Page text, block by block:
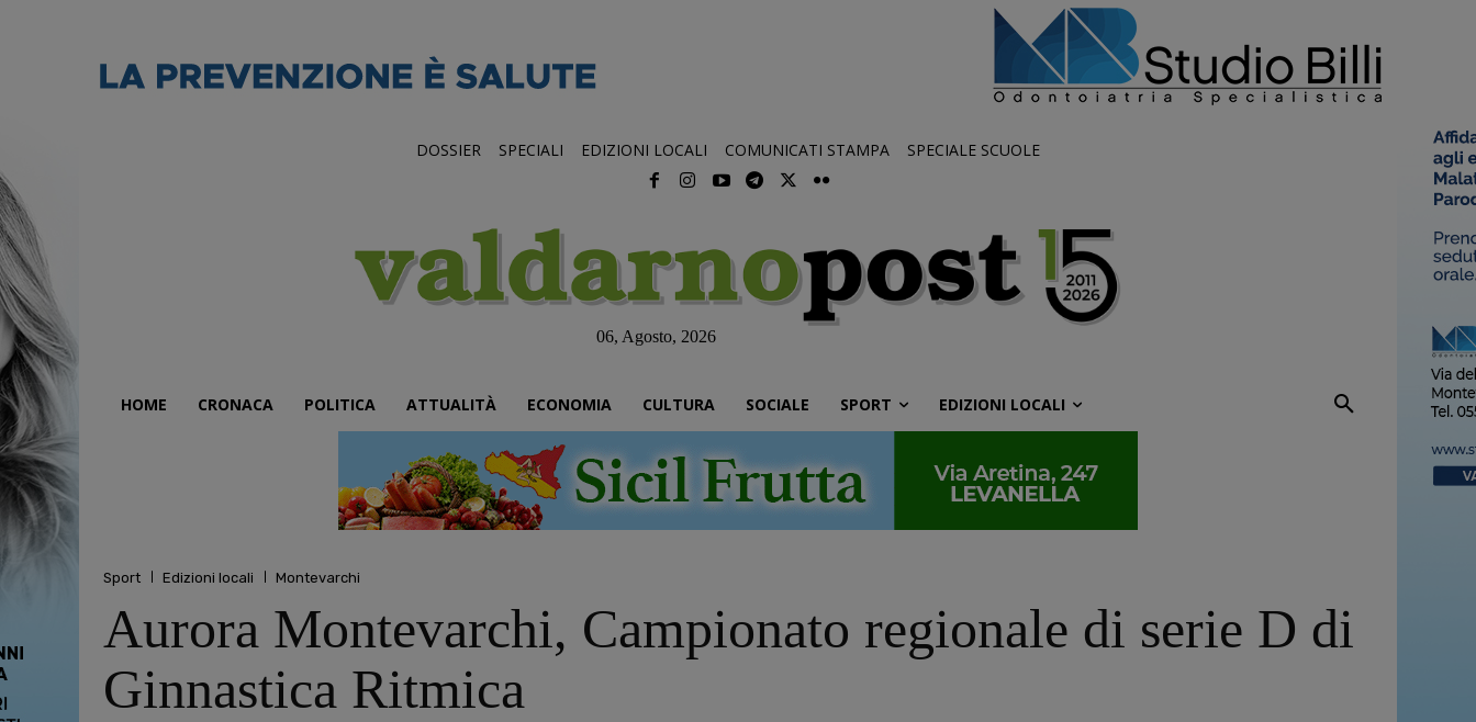
DOSSIER SPECIALI EDIZIONI LOCALI COMUNICATI STAMPA SPECIALE SCUOLE
06, Agosto, 2026
HOME CRONACA POLITICA ATTUALITÀ ECONOMIA CULTURA SOCIALE SPORT EDIZIONI LOCALI
Sport Edizioni locali Montevarchi
Aurora Montevarchi, Campionato regionale di serie D di
Ginnastica Ritmica